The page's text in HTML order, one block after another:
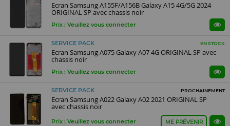
Ecran Samsung A155F/A156B Galaxy A15 4G/5G 2024
ORIGINAL SP avec chassis noir
Prix : Veuillez vous connecter
SERVICE PACK EN STOCK
Ecran Samsung A075 Galaxy A07 4G ORIGINAL SP avec
chassis noir
Prix : Veuillez vous connecter
SERVICE PACK PROCHAINEMENT
Ecran Samsung A022 Galaxy A02 2021 ORIGINAL SP
avec chassis noir
Prix : Veuillez vous connecter ME PRÉVENIR